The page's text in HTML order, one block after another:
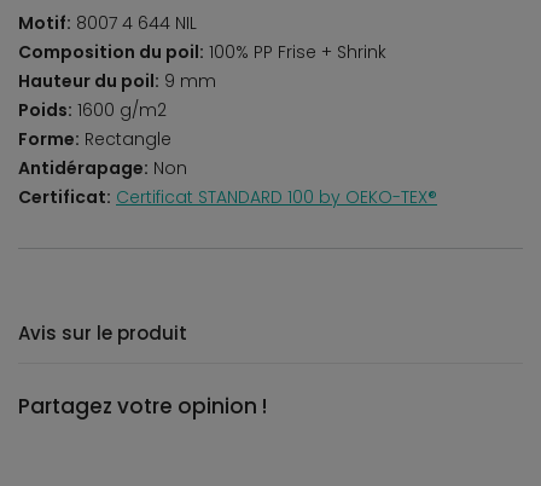
Motif: 8007 4 644 NIL
Composition du poil: 100% PP Frise + Shrink
Hauteur du poil: 9 mm
Poids: 1600 g/m2
Forme: Rectangle
Antidérapage: Non
Certificat: Certificat STANDARD 100 by OEKO-TEX®
Avis sur le produit
Partagez votre opinion !